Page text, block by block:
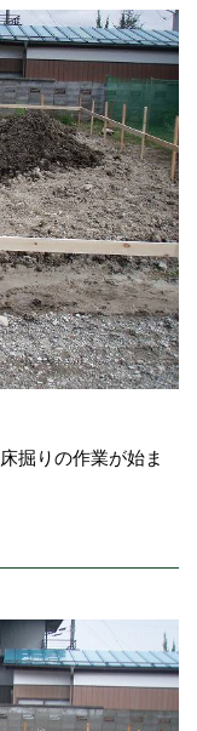
掘りの作業が始ま